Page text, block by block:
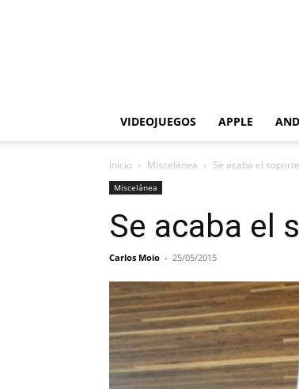
VIDEOJUEGOS APPLE
Inicio Miscelánea Se acaba el
Miscelánea
Se acaba el
Carlos Moio - 25/05/2015